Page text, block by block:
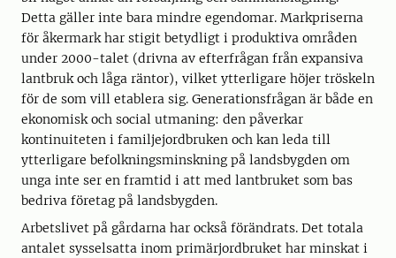
Detta gäller inte bara mindre egendomar. Markpriserna
för åkermark har stigit betydligt i produktiva områden
under 2000-talet (drivna av efterfrågan från expansiva
lantbruk och låga räntor), vilket ytterligare höjer tröskeln
för de som vill etablera sig. Generationsfrågan är både en
ekonomisk och social utmaning: den påverkar
kontinuiteten i familjejordbruken och kan leda till
ytterligare befolkningsminskning på landsbygden om
unga inte ser en framtid i att med lantbruket som bas
bedriva företag på landsbygden.
Arbetslivet på gårdarna har också förändrats. Det totala
antalet sysselsatta inom primärjordbruket har minskat i